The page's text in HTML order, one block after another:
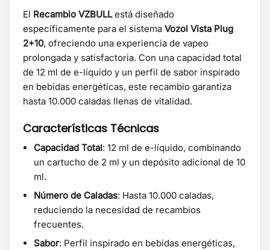
El Recambio VZBULLestá diseñado
específicamente para el sistema Vozol Vista Plug
2+10, ofreciendo una experiencia de vapeo
prolongada y satisfactoria. Con una capacidad total
de 12 ml de e-líquido y un perfil de sabor inspirado
en bebidas energéticas, este recambio garantiza
hasta 10.000 caladas llenas de vitalidad.
Características Técnicas
Capacidad Total: 12 ml de e-líquido, combinando
un cartucho de 2 ml y un depósito adicional de 10
ml.
Número de Caladas: Hasta 10.000 caladas,
reduciendo la necesidad de recambios
frecuentes.
Sabor: Perfil inspirado en bebidas energéticas,